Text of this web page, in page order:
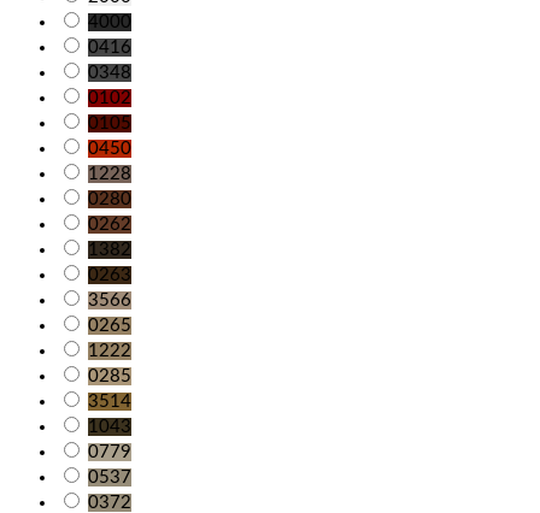
4000
0416
0348
0102
0105
0450
1228
0280
0262
1382
0263
3566
0265
1222
0285
3514
1043
0779
0537
0372